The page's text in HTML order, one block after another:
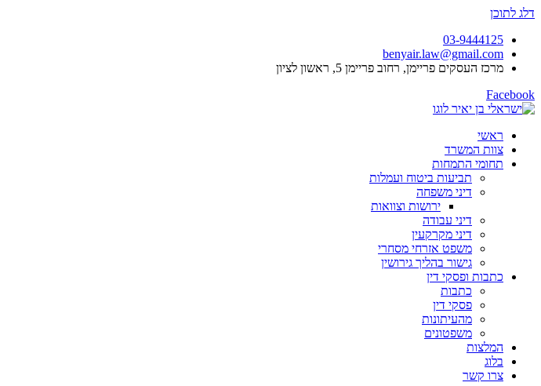
דלג לתוכן
03-9444125
benyair.law@gmail.com
מרכז העסקים פריימן, רחוב פריימן 5, ראשון לציון
Facebook
ראשי
צוות המשרד
תחומי התמחות
תביעות ביטוח ועמלות
דיני משפחה
ירושות וצוואות
דיני עבודה
דיני מקרקעין
משפט אזרחי מסחרי
גישור בהליך גירושין
כתבות ופסקי דין
כתבות
פסקי דין
מהעיתונות
משפטונים
המלצות
בלוג
צרו קשר